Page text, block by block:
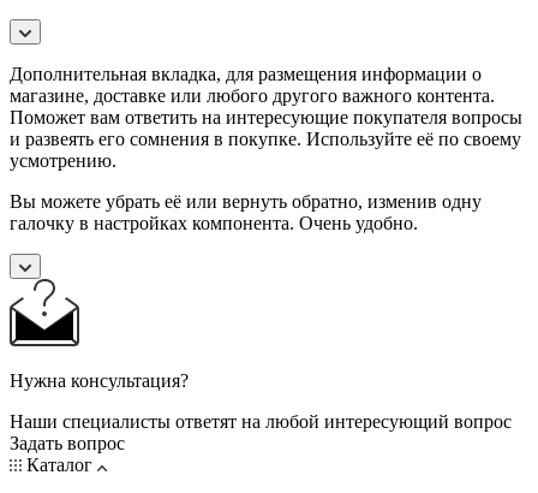
Дополнительная вкладка, для размещения информации о
магазине, доставке или любого другого важного контента.
Поможет вам ответить на интересующие покупателя вопросы
и развеять его сомнения в покупке. Используйте её по своему
усмотрению.
Вы можете убрать её или вернуть обратно, изменив одну
галочку в настройках компонента. Очень удобно.
Нужна консультация?
Наши специалисты ответят на любой интересующий вопрос
Задать вопрос
Каталог